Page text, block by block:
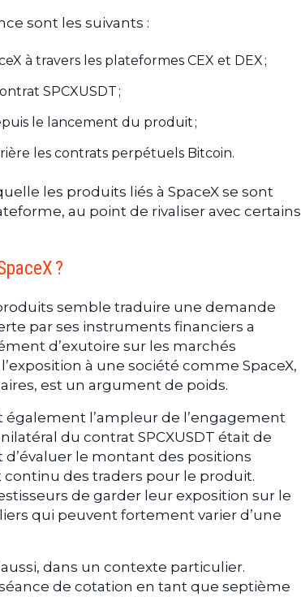
sont les suivants :
à travers les plateformes CEX et DEX ;
SPCXUSDT ;
le lancement du produit ;
les contrats perpétuels Bitcoin.
les produits liés à SpaceX se sont
au point de rivaliser avec certains
?
semble traduire une demande
par ses instruments financiers a
d’exutoire sur les marchés
à une société comme SpaceX,
est un argument de poids.
l’ampleur de l’engagement
du contrat SPCXUSDT était de
le montant des positions
des traders pour le produit.
de garder leur exposition sur le
qui peuvent fortement varier d’une
dans un contexte particulier.
de cotation en tant que septième